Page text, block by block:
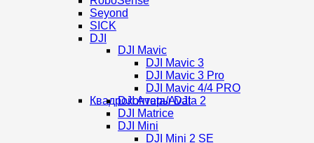
Seyond
SICK
DJI
Квадрокоптеры DJI
DJI Mavic
DJI Mavic 3
DJI Mavic 3 Pro
DJI Mavic 4/4 PRO
DJI Avata/Avata 2
DJI Matrice
DJI Mini
DJI Mini 2 SE